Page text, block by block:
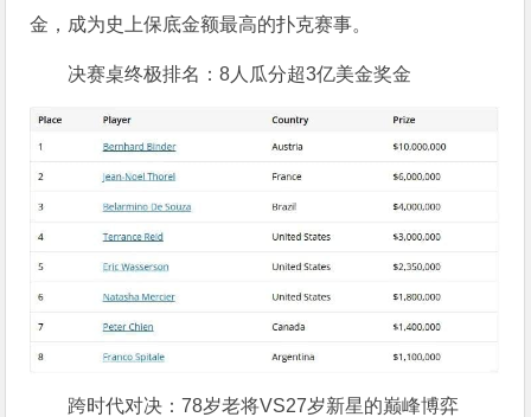
金，成为史上保底金额最高的扑克赛事。
决赛桌终极排名：8人瓜分超3亿美金奖金
跨时代对决：78岁老将VS27岁新星的巅峰博弈